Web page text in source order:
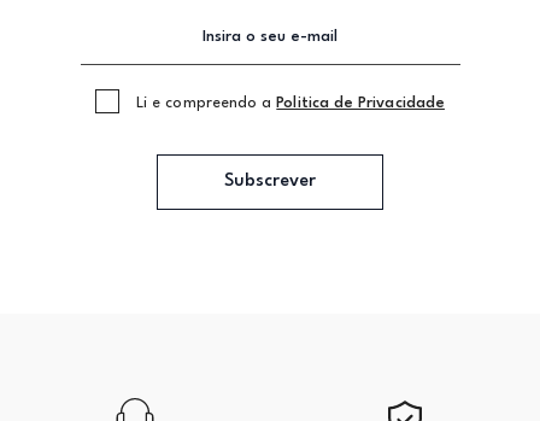
Li e compreendo a Politica de Privacidade
Subscrever